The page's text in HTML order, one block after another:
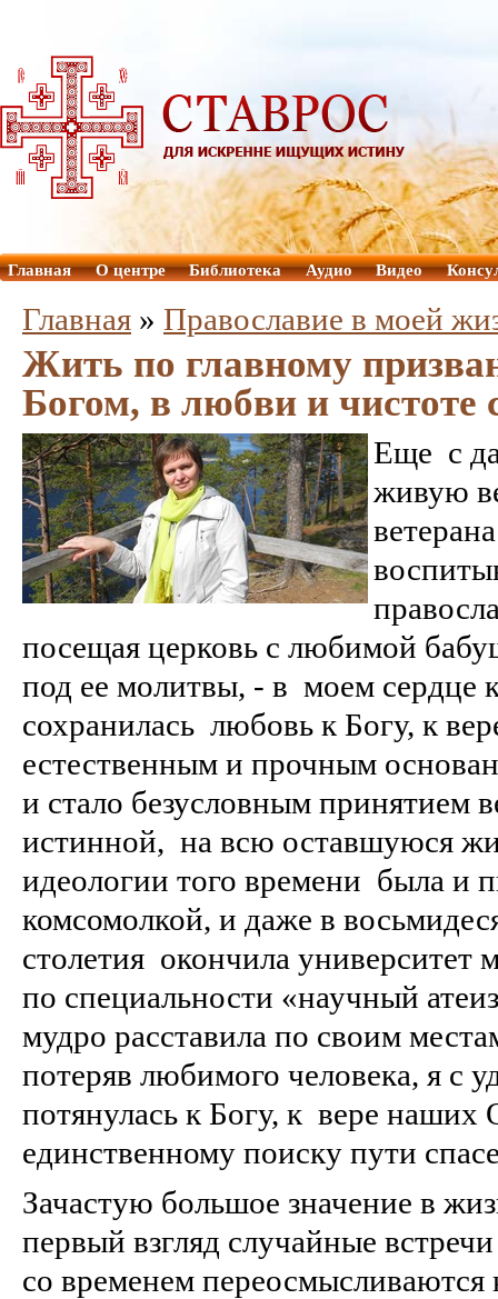
Главная О центре Библиотека Аудио Видео
Главная » Православие в моей
Жить по главному
Богом, в любви и чистоте
Еще с
живую
посещая церковь с любимой
под ее молитвы, - в моем сердце
сохранилась любовь к Богу, к
естественным и прочным
и стало безусловным принятием
истинной, на всю оставшуюся
идеологии того времени была и
комсомолкой, и даже в
столетия окончила университет
по специальности «научный
мудро расставила по своим
потеряв любимого человека, я с
потянулась к Богу, к вере наших
единственному поиску пути
Зачастую большое значение в
первый взгляд случайные
со временем переосмысливаются